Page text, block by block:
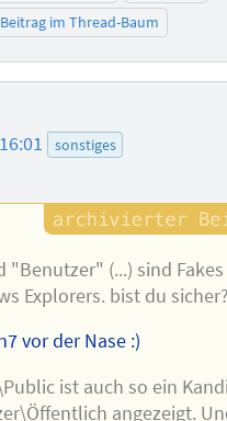
Beitrag im Thread-Baum
sonstiges
(...) sind
Explorers. bist du
vor der Nase :)
ist auch so ein
angezeigt.